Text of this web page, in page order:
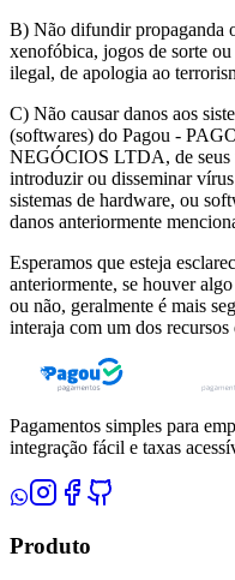
B) Não difundir propaganda
xenofóbica, jogos de sorte
ilegal, de apologia ao
C) Não causar danos aos
(softwares) do Pagou -
NEGÓCIOS LTDA, de seus
introduzir ou disseminar
sistemas de hardware, ou
danos anteriormente
Esperamos que esteja
anteriormente, se houver
ou não, geralmente é mais
interaja com um dos
Pagamentos simples para
integração fácil e taxas
Produto